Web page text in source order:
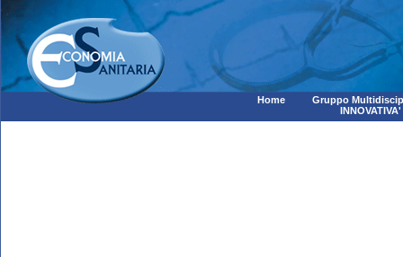
Home
Gruppo
INNOVATIVA'